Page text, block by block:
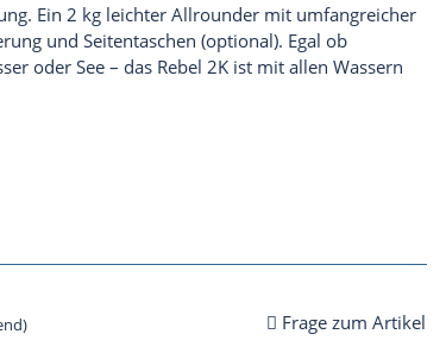
Ein 2 kg leichter Allrounder mit umfangreicher
und Seitentaschen (optional). Egal ob
oder See – das Rebel 2K ist mit allen Wassern
Frage zum Artikel